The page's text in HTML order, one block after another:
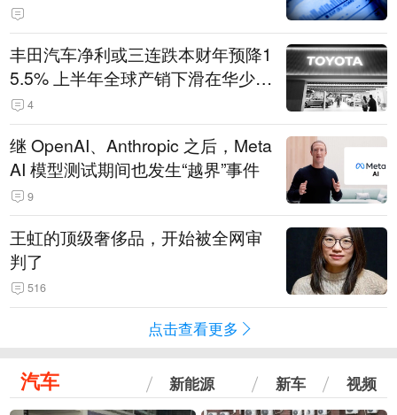
丰田汽车净利或三连跌本财年预降1
5.5% 上半年全球产销下滑在华少卖
14.3万辆
4
继 OpenAI、Anthropic 之后，Meta
AI 模型测试期间也发生“越界”事件
9
王虹的顶级奢侈品，开始被全网审
判了
516
点击查看更多
汽车 新能源 新车 视频